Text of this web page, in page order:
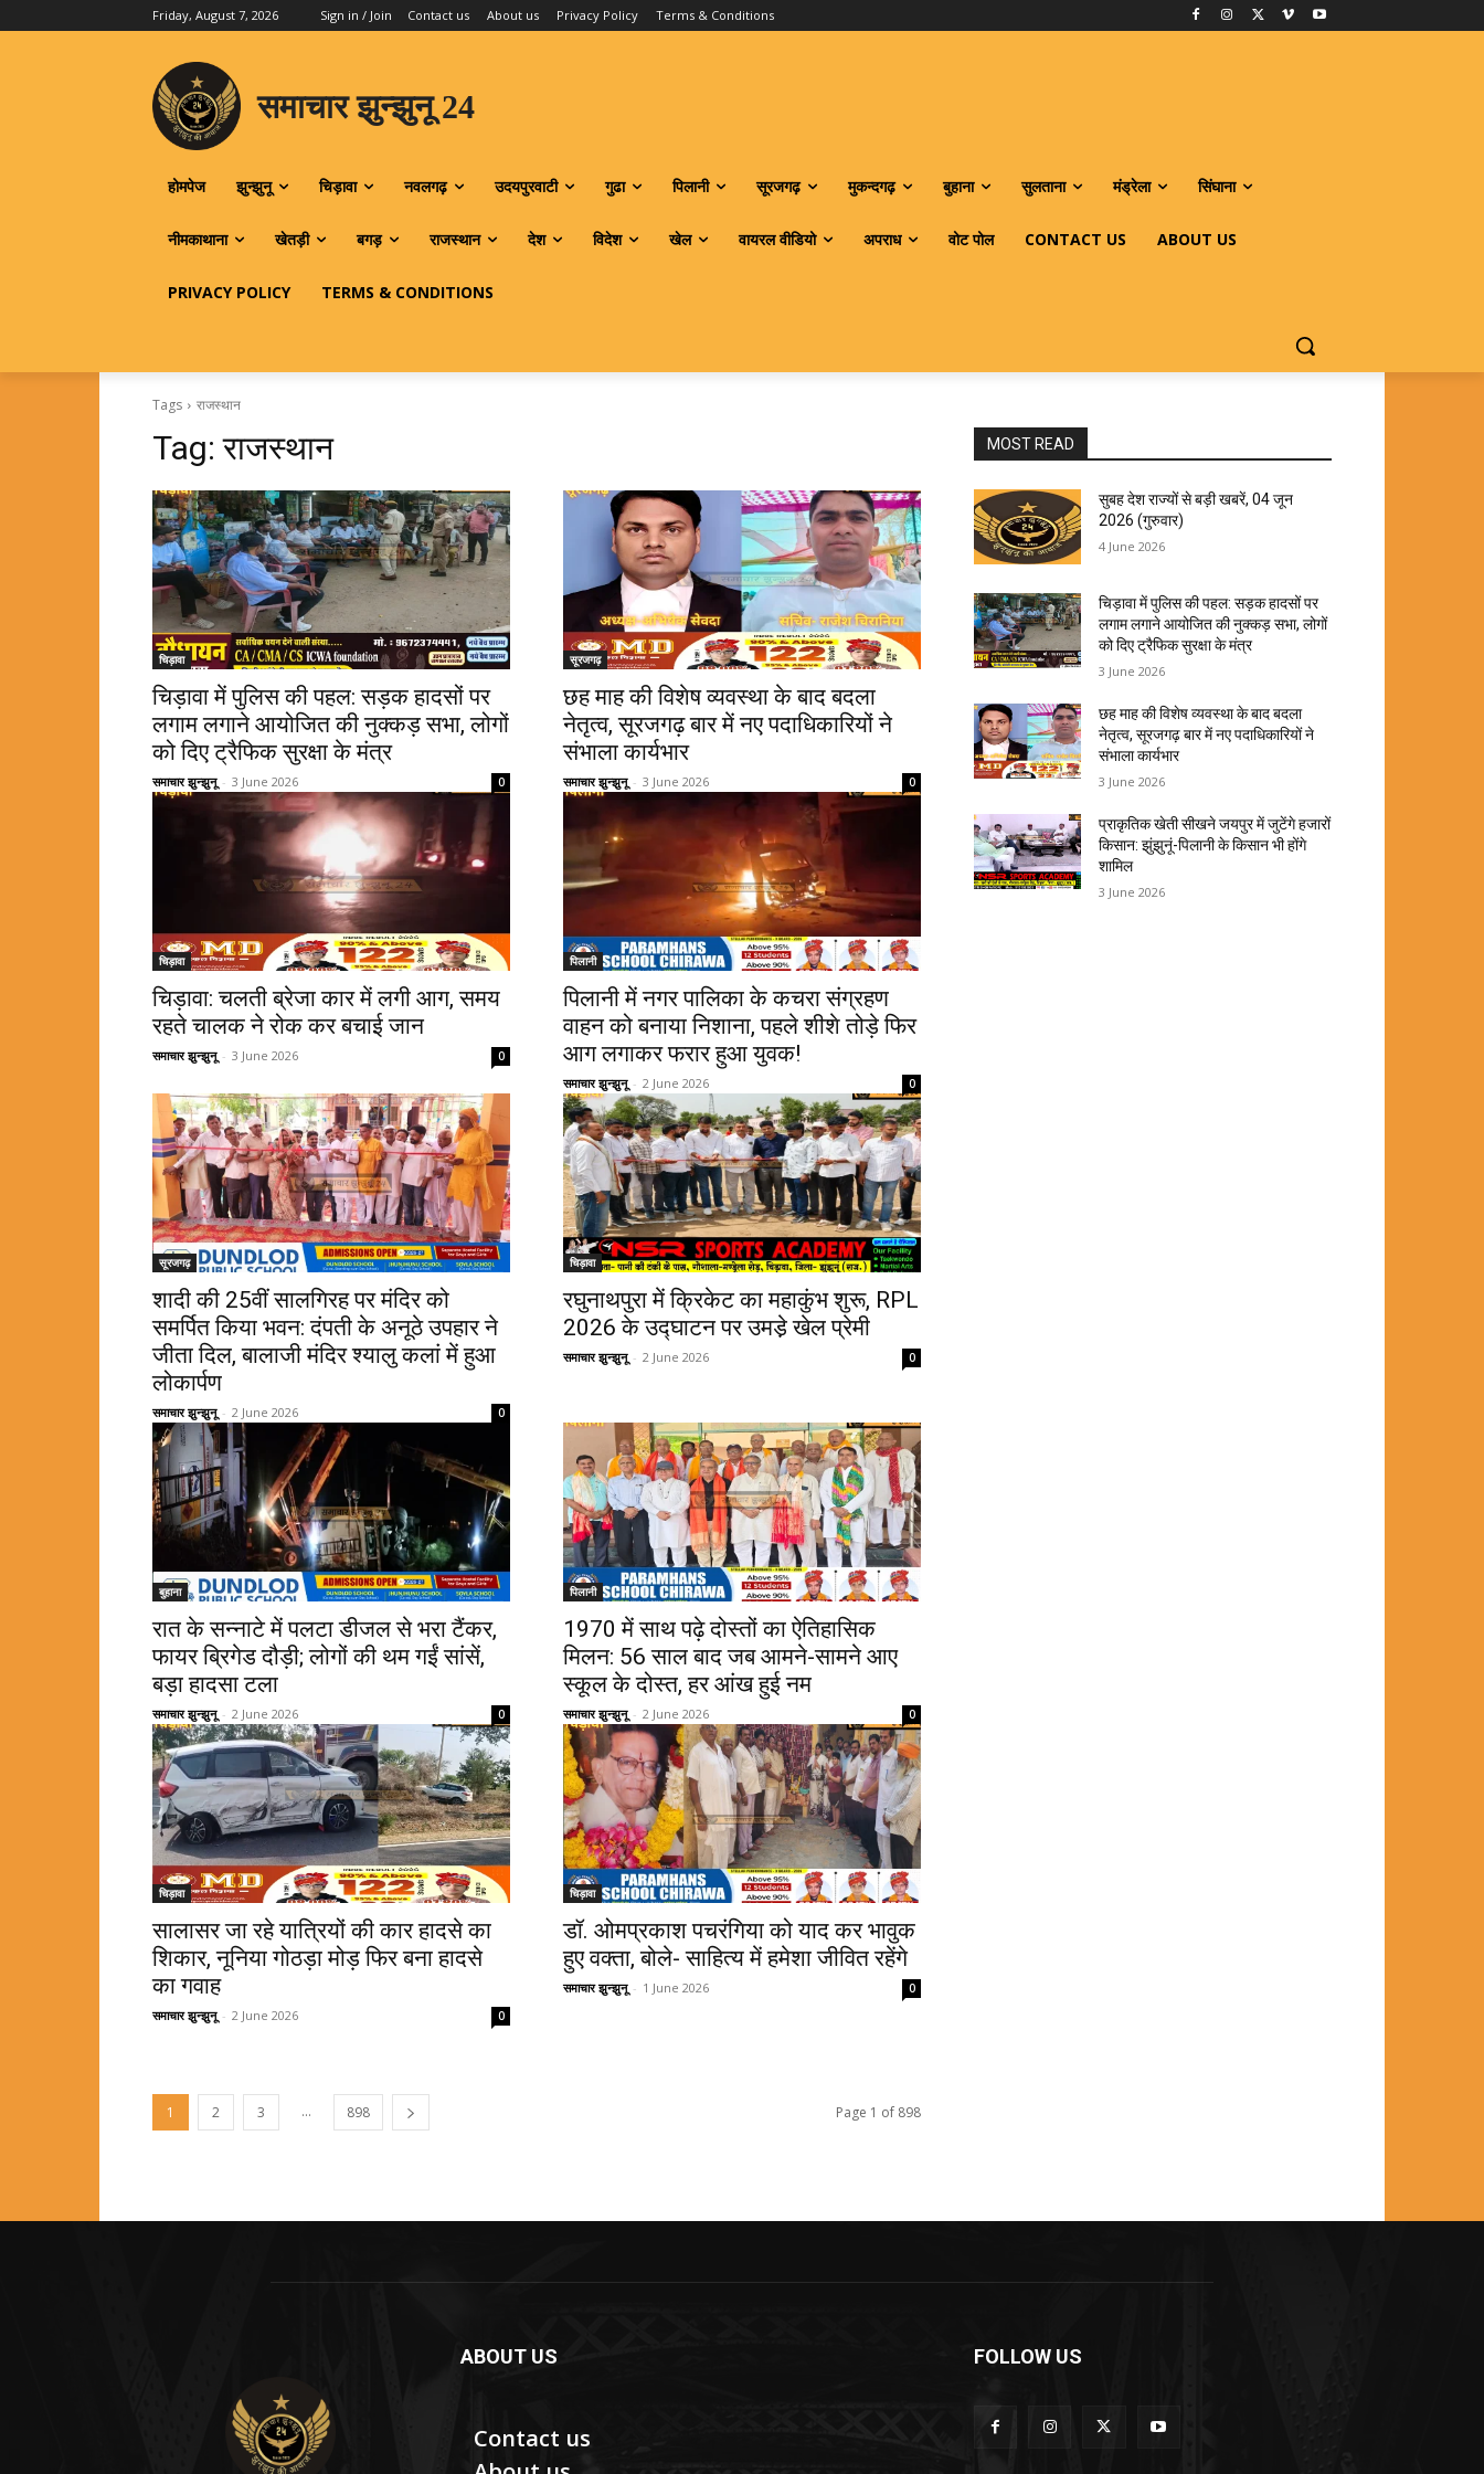
Friday, August 7, 2026 Sign in / Join Contact us About us Privacy Policy Terms & Conditions
समाचार झुन्झुनू 24
होमपेज झुन्झुनू चिड़ावा नवलगढ़ उदयपुरवाटी गुढा पिलानी सूरजगढ़ मुकन्दगढ़ बुहाना सुलताना मंड्रेला सिंघाना
नीमकाथाना खेतड़ी बगड़ राजस्थान देश विदेश खेल वायरल वीडियो अपराध वोट पोल CONTACT US ABOUT US
PRIVACY POLICY TERMS & CONDITIONS
Tags राजस्थान
Tag:राजस्थान
चिड़ावा
चिड़ावा में पुलिस की पहल: सड़क हादसों पर
लगाम लगाने आयोजित की नुक्कड़ सभा, लोगों
को दिए ट्रैफिक सुरक्षा के मंत्र
समाचार झुन्झुनू - 3 June 2026 0
सूरजगढ़
छह माह की विशेष व्यवस्था के बाद बदला
नेतृत्व, सूरजगढ़ बार में नए पदाधिकारियों ने
संभाला कार्यभार
समाचार झुन्झुनू - 3 June 2026 0
चिड़ावा
चिड़ावा: चलती ब्रेजा कार में लगी आग, समय
रहते चालक ने रोक कर बचाई जान
समाचार झुन्झुनू - 3 June 2026 0
पिलानी
पिलानी में नगर पालिका के कचरा संग्रहण
वाहन को बनाया निशाना, पहले शीशे तोड़े फिर
आग लगाकर फरार हुआ युवक!
समाचार झुन्झुनू - 2 June 2026 0
सूरजगढ़
शादी की 25वीं सालगिरह पर मंदिर को
समर्पित किया भवन: दंपती के अनूठे उपहार ने
जीता दिल, बालाजी मंदिर श्यालु कलां में हुआ
लोकार्पण
समाचार झुन्झुनू - 2 June 2026 0
चिड़ावा
रघुनाथपुरा में क्रिकेट का महाकुंभ शुरू, RPL
2026 के उद्घाटन पर उमडे़ खेल प्रेमी
समाचार झुन्झुनू - 2 June 2026 0
बुहाना
रात के सन्नाटे में पलटा डीजल से भरा टैंकर,
फायर ब्रिगेड दौड़ी; लोगों की थम गईं सांसें,
बड़ा हादसा टला
समाचार झुन्झुनू - 2 June 2026 0
पिलानी
1970 में साथ पढ़े दोस्तों का ऐतिहासिक
मिलन: 56 साल बाद जब आमने-सामने आए
स्कूल के दोस्त, हर आंख हुई नम
समाचार झुन्झुनू - 2 June 2026 0
चिड़ावा
सालासर जा रहे यात्रियों की कार हादसे का
शिकार, नूनिया गोठड़ा मोड़ फिर बना हादसे
का गवाह
समाचार झुन्झुनू - 2 June 2026 0
चिड़ावा
डॉ. ओमप्रकाश पचरंगिया को याद कर भावुक
हुए वक्ता, बोले- साहित्य में हमेशा जीवित रहेंगे
समाचार झुन्झुनू - 1 June 2026 0
1 2 3 ... 898 Page 1 of 898
MOST READ
सुबह देश राज्यों से बड़ी खबरें, 04 जून
2026 (गुरुवार)
4 June 2026
चिड़ावा में पुलिस की पहल: सड़क हादसों पर
लगाम लगाने आयोजित की नुक्कड़ सभा, लोगों
को दिए ट्रैफिक सुरक्षा के मंत्र
3 June 2026
छह माह की विशेष व्यवस्था के बाद बदला
नेतृत्व, सूरजगढ़ बार में नए पदाधिकारियों ने
संभाला कार्यभार
3 June 2026
प्राकृतिक खेती सीखने जयपुर में जुटेंगे हजारों
किसान: झुंझुनूं-पिलानी के किसान भी होंगे
शामिल
3 June 2026
ABOUT US
Contact us
FOLLOW US